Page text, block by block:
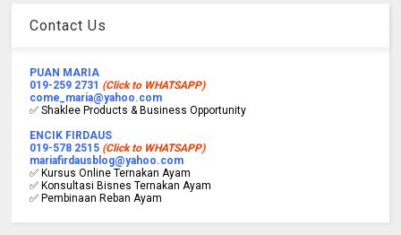
Contact Us
PUAN MARIA
019-259 2731 (Click to WHATSAPP)
come_maria@yahoo.com
✅ Shaklee Products & Business Opportunity
ENCIK FIRDAUS
019-578 2515 (Click to WHATSAPP)
mariafirdausblog@yahoo.com
✅ Kursus Online Ternakan Ayam
✅ Konsultasi Bisnes Ternakan Ayam
✅ Pembinaan Reban Ayam